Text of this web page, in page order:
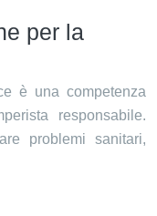
per la
è una competenza
responsabile.
problemi sanitari,